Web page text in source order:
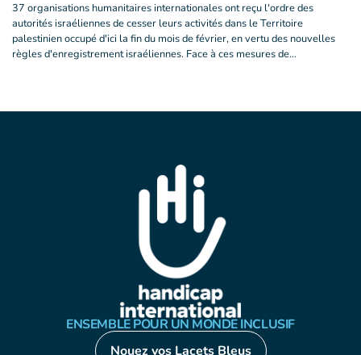
37 organisations humanitaires internationales ont reçu l'ordre des
autorités israéliennes de cesser leurs activités dans le Territoire
palestinien occupé d'ici la fin du mois de février, en vertu des nouvelles
règles d'enregistrement israéliennes. Face à ces mesures de…
ENSEMBLE POUR UN MONDE INCLUSIF
Nouez vos Lacets Bleus